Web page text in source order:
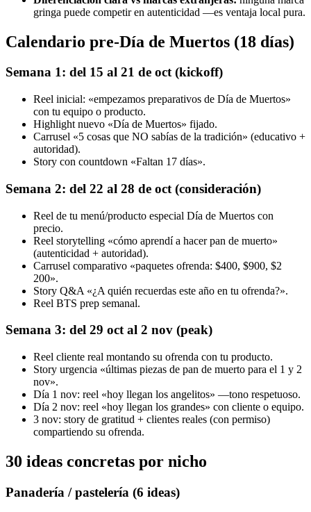
gringa puede competir en autenticidad —es ventaja local pura.
Calendario pre-Día de Muertos (18 días)
Semana 1: del 15 al 21 de oct (kickoff)
Reel inicial: «empezamos preparativos de Día de Muertos»
con tu equipo o producto.
Highlight nuevo «Día de Muertos» fijado.
Carrusel «5 cosas que NO sabías de la tradición» (educativo +
autoridad).
Story con countdown «Faltan 17 días».
Semana 2: del 22 al 28 de oct (consideración)
Reel de tu menú/producto especial Día de Muertos con
precio.
Reel storytelling «cómo aprendí a hacer pan de muerto»
(autenticidad + autoridad).
Carrusel comparativo «paquetes ofrenda: $400, $900, $2
200».
Story Q&A «¿A quién recuerdas este año en tu ofrenda?».
Reel BTS prep semanal.
Semana 3: del 29 oct al 2 nov (peak)
Reel cliente real montando su ofrenda con tu producto.
Story urgencia «últimas piezas de pan de muerto para el 1 y 2
nov».
Día 1 nov: reel «hoy llegan los angelitos» —tono respetuoso.
Día 2 nov: reel «hoy llegan los grandes» con cliente o equipo.
3 nov: story de gratitud + clientes reales (con permiso)
compartiendo su ofrenda.
30 ideas concretas por nicho
Panadería / pastelería (6 ideas)